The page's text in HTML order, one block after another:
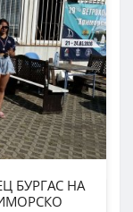
БУРГАС НА